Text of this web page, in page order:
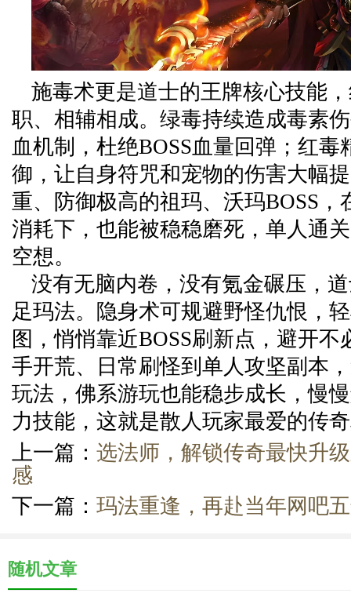
施毒术更是道士的王牌核心技能
职、相辅相成。绿毒持续造成毒素
血机制，杜绝BOSS血量回弹；红毒
御，让自身符咒和宠物的伤害大幅
重、防御极高的祖玛、沃玛BOSS，
消耗下，也能被稳稳磨死，单人通
空想。
没有无脑内卷，没有氪金碾压，
足玛法。隐身术可规避野怪仇恨，
图，悄悄靠近BOSS刷新点，避开
手开荒、日常刷怪到单人攻坚副本
玩法，佛系游玩也能稳步成长，慢
力技能，这就是散人玩家最爱的传
上一篇： 选法师，解锁传奇最快升
感
下一篇： 玛法重逢，再赴当年网吧
随机文章